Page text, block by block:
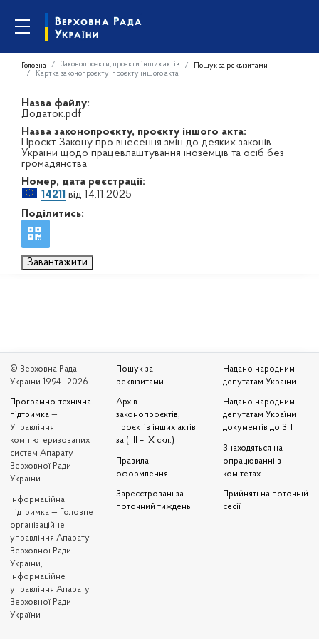
Головна Законопроєкти, проєкти інших актів
Пошук за реквізитами
Картка законопроєкту, проєкту іншого акта
Назва файлу:
Додаток.pdf
Назва законопроєкту, проєкту іншого акта:
Проєкт Закону про внесення змін до деяких законів
України щодо працевлаштування іноземців та осіб без
громадянства
Номер, дата реєстрації:
14211 від 14.11.2025
Поділитись:
Завантажити
© Верховна Рада
України 1994—2026
Програмно-технічна
підтримка —
Управління
комп'ютеризованих
систем Апарату
Верховної Ради
України
Iнформаційна
підтримка — Головне
організаційне
управління Апарату
Верховної Ради
України,
Інформаційне
управління Апарату
Верховної Ради
України
Пошук за
реквізитами
Архів
законопроєктів,
проєктів інших актів
за ( III – IX скл.)
Правила
оформлення
Зареєстровані за
поточний тиждень
Надано народним
депутатам України
Надано народним
депутатам України
документів до ЗП
Знаходяться на
опрацюванні в
комітетах
Прийняті на поточній
сесії